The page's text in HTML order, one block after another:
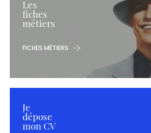
Les
fiches
métiers
FICHES MÉTIERS
Je
dépose
mon CV